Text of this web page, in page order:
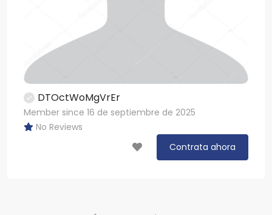
DTOctWoMgVrEr
Member since 16 de septiembre de 2025
No Reviews
Contrata ahora